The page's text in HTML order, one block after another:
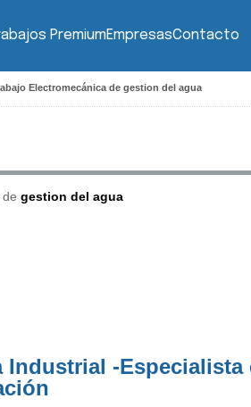
PremiumEmpresasContacto
Electromecánica de gestion del agua
gestion del agua
Industrial -Especialista